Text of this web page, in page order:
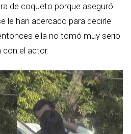
de coqueto porque aseguró
le han acercado para decirle
ella no tomó muy serio
con el actor.